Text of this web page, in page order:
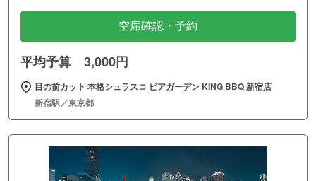
空席確認・予約
平均予算 3,000円
目の前カット 本格シュラスコ ビアガーデン KING BBQ 新宿店
新宿駅／東京都